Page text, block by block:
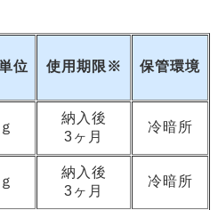
位 使用期限※ 保管環境
納入後
3ヶ月
冷暗所
納入後
3ヶ月
冷暗所